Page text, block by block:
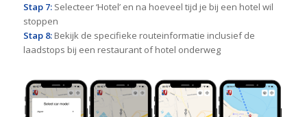
Stap 7:Selecteer ‘Hotel’ en na hoeveel tijd je bij een hotel wil
stoppen
Stap 8:Bekijk de specifieke routeinformatie inclusief de
laadstops bij een restaurant of hotel onderweg